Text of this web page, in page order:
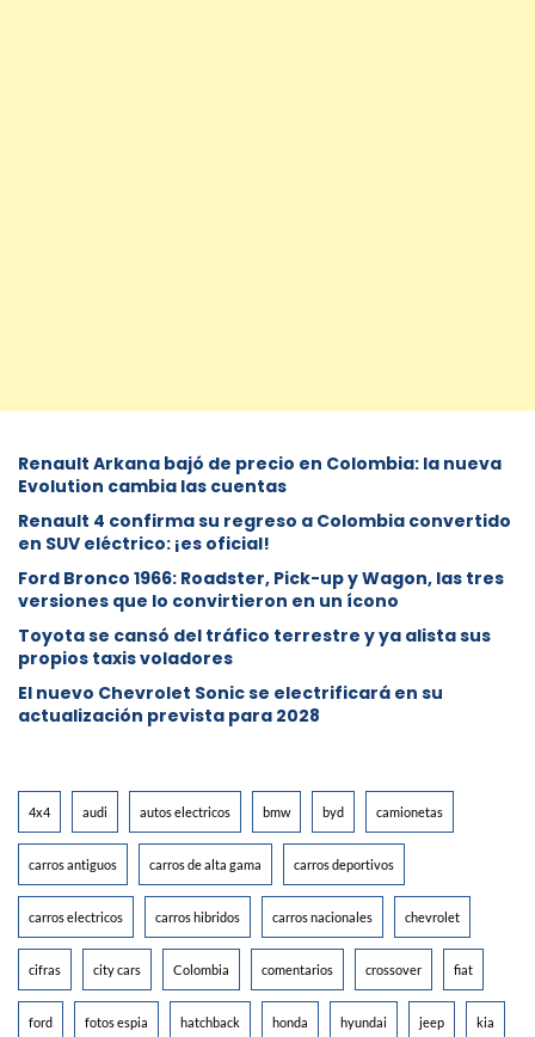
Renault Arkana bajó de precio en Colombia: la nueva
Evolution cambia las cuentas
Renault 4 confirma su regreso a Colombia convertido
en SUV eléctrico: ¡es oficial!
Ford Bronco 1966: Roadster, Pick-up y Wagon, las tres
versiones que lo convirtieron en un ícono
Toyota se cansó del tráfico terrestre y ya alista sus
propios taxis voladores
El nuevo Chevrolet Sonic se electrificará en su
actualización prevista para 2028
4x4 audi autos electricos bmw byd camionetas
carros antiguos carros de alta gama carros deportivos
carros electricos carros hibridos carros nacionales chevrolet
cifras city cars Colombia comentarios crossover fiat
ford fotos espia hatchback honda hyundai jeep kia